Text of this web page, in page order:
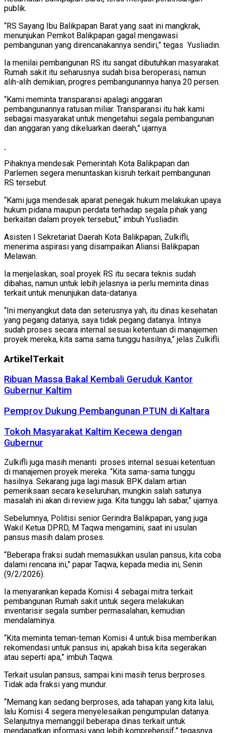
publik.
“RS Sayang Ibu Balikpapan Barat yang saat ini mangkrak,
menunjukan Pemkot Balikpapan gagal mengawasi
pembangunan yang direncanakannya sendiri,” tegas Yusliadin.
Ia menilai pembangunan RS itu sangat dibutuhkan masyarakat.
Rumah sakit itu seharusnya sudah bisa beroperasi, namun
alih-alih demikian, progres pembangunannya hanya 20 persen.
“Kami meminta transparansi apalagi anggaran
pembangunannya ratusan miliar. Transparansi itu hak kami
sebagai masyarakat untuk mengetahui segala pembangunan
dan anggaran yang dikeluarkan daerah,” ujarnya.
Pihaknya mendesak Pemerintah Kota Balikpapan dan
Parlemen segera menuntaskan kisruh terkait pembangunan
RS tersebut.
“Kami juga mendesak aparat penegak hukum melakukan upaya
hukum pidana maupun perdata terhadap segala pihak yang
berkaitan dalam proyek tersebut,” imbuh Yusliadin.
Asisten I Sekretariat Daerah Kota Balikpapan, Zulkifli,
menerima aspirasi yang disampaikan Aliansi Balikpapan
Melawan.
Ia menjelaskan, soal proyek RS itu secara teknis sudah
dibahas, namun untuk lebih jelasnya ia perlu meminta dinas
terkait untuk menunjukan data-datanya.
“Ini menyangkut data dan seterusnya yah, itu dinas kesehatan
yang pegang datanya, saya tidak pegang datanya. Intinya
sudah proses secara internal sesuai ketentuan di manajemen
proyek mereka, kita sama sama tunggu hasilnya,” jelas Zulkifli.
ArtikelTerkait
Ribuan Massa Bakal Kembali Geruduk Kantor
Gubernur Kaltim
Pemprov Dukung Pembangunan PTUN di Kaltara
Tokoh Masyarakat Kaltim Kecewa dengan
Gubernur
Zulkifli juga masih menanti proses internal sesuai ketentuan
di manajemen proyek mereka. “Kita sama-sama tunggu
hasilnya. Sekarang juga lagi masuk BPK dalam artian
pemeriksaan secara keseluruhan, mungkin salah satunya
masalah ini akan di review juga. Kita tunggu lah sabar,” ujarnya.
Sebelumnya, Politisi senior Gerindra Balikpapan, yang juga
Wakil Ketua DPRD, M Taqwa mengamini, saat ini usulan
pansus masih dalam proses.
“Beberapa fraksi sudah memasukkan usulan pansus, kita coba
dalami rencana ini,” papar Taqwa, kepada media ini, Senin
(9/2/2026).
Ia menyarankan kepada Komisi 4 sebagai mitra terkait
pembangunan Rumah sakit untuk segera melakukan
inventarisir segala sumber permasalahan, kemudian
mendalaminya.
“Kita meminta teman-teman Komisi 4 untuk bisa memberikan
rekomendasi untuk pansus ini, apakah bisa kita segerakan
atau seperti apa,” imbuh Taqwa.
Terkait usulan pansus, sampai kini masih terus berproses.
Tidak ada fraksi yang mundur.
“Memang kan sedang berproses, ada tahapan yang kita lalui,
lalu Komisi 4 segera menyelesaikan pengumpulan datanya.
Selanjutnya memanggil beberapa dinas terkait untuk
mendapatkan informasi yang lebih komprehensif,” tegasnya.